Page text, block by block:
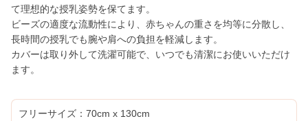
て理想的な授乳姿勢を保てます。
ビーズの適度な流動性により、赤ちゃんの重さを均等に分散し、
長時間の授乳でも腕や肩への負担を軽減します。
カバーは取り外して洗濯可能で、いつでも清潔にお使いいただけ
ます。
フリーサイズ：70cm x 130cm